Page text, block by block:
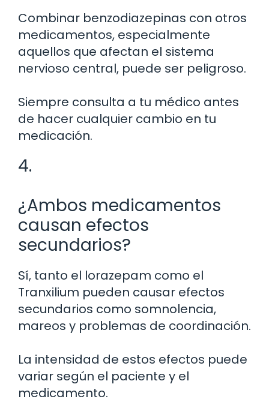
Combinar benzodiazepinas con otros
medicamentos, especialmente
aquellos que afectan el sistema
nervioso central, puede ser peligroso.
Siempre consulta a tu médico antes
de hacer cualquier cambio en tu
medicación.
4.
¿Ambos medicamentos
causan efectos
secundarios?
Sí, tanto el lorazepam como el
Tranxilium pueden causar efectos
secundarios como somnolencia,
mareos y problemas de coordinación.
La intensidad de estos efectos puede
variar según el paciente y el
medicamento.